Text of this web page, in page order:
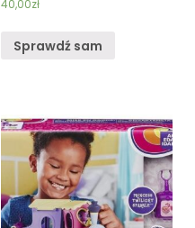
40,00zł
Sprawdź sam